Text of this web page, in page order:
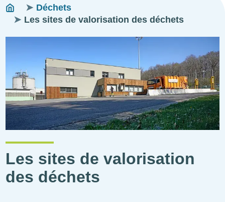
Fils
d'ariane
You
are
Déchets
Les sites de valorisation des déchets
Les sites de valorisation
des déchets